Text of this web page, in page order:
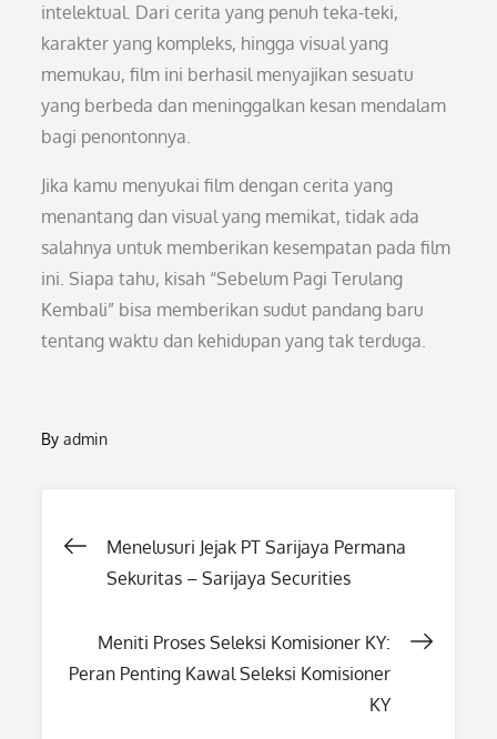
intelektual. Dari cerita yang penuh teka-teki,
karakter yang kompleks, hingga visual yang
memukau, film ini berhasil menyajikan sesuatu
yang berbeda dan meninggalkan kesan mendalam
bagi penontonnya.
Jika kamu menyukai film dengan cerita yang
menantang dan visual yang memikat, tidak ada
salahnya untuk memberikan kesempatan pada film
ini. Siapa tahu, kisah “Sebelum Pagi Terulang
Kembali” bisa memberikan sudut pandang baru
tentang waktu dan kehidupan yang tak terduga.
Byadmin
Post
Menelusuri Jejak PT Sarijaya Permana
Sekuritas – Sarijaya Securities
Meniti Proses Seleksi Komisioner KY:
Peran Penting Kawal Seleksi Komisioner
KY